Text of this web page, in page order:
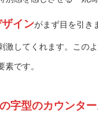
インがまず目を引き
してくれます。この
です。
字型のカウンター